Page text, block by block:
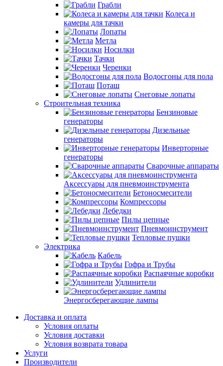
Грабли
Колеса и
камеры для тачки
Лопаты
Метла
Носилки
Тачки
Черенки
Водосгоны для пола
Поташ
Снеговые лопаты
Строительная техника
Бензиновые
генераторы
Дизельные
генераторы
Инверторные
генераторы
Сварочные аппараты
Аксессуары для пневмоинструмента
Бетоносмесители
Компрессоры
Лебедки
Пилы цепные
Пневмоинструмент
Тепловые пушки
Электрика
Кабель
Гофра и Трубы
Распаячные коробки
Удлинители
Энергосберегающие лампы
Доставка и оплата
Условия оплаты
Условия доставки
Условия возврата товара
Услуги
Производители